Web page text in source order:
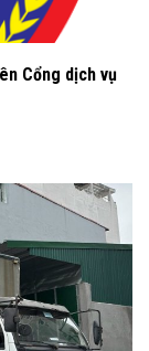
Cổng dịch vụ